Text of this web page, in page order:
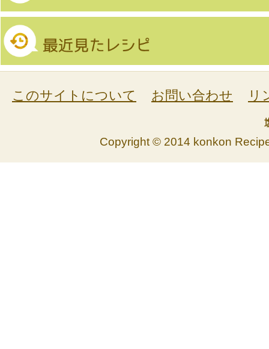
このサイトについて お問い合わせ リ
Copyright © 2014 konkon